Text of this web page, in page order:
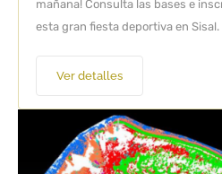
mañana! Consulta las bases e
esta gran fiesta deportiva en Sisal.
Ver detalles